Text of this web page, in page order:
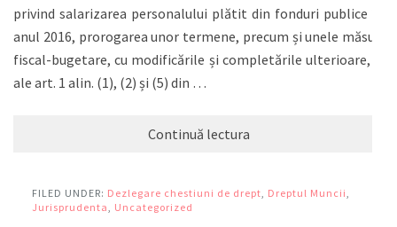
privind salarizarea personalului plătit din fonduri publice în
anul 2016, prorogarea unor termene, precum și unele măsuri
fiscal-bugetare, cu modificările și completările ulterioare, și
ale art. 1 alin. (1), (2) și (5) din …
Continuă lectura
FILED UNDER: Dezlegare chestiuni de drept, Dreptul Muncii,
Jurisprudenta, Uncategorized